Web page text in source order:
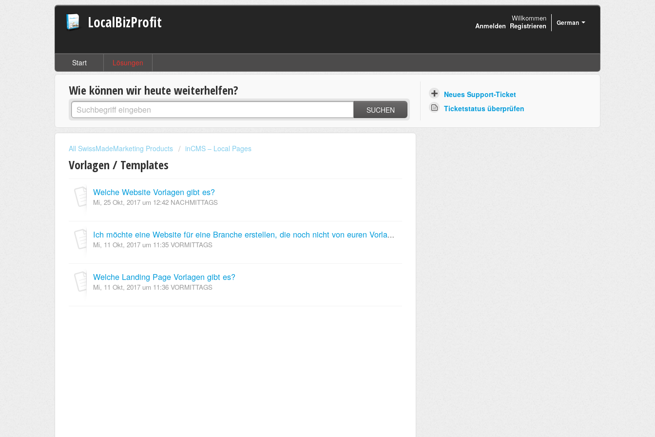
LocalBizProfit German
Willkommen
Anmelden Registrieren
Start Lösungen
Wie können wir heute weiterhelfen?
SUCHEN
Neues Support-Ticket
Ticketstatus überprüfen
All SwissMadeMarketing Products inCMS – Local Pages
Vorlagen / Templates
Welche Website Vorlagen gibt es?
Mi, 25 Okt, 2017 um 12:42 NACHMITTAGS
Ich möchte eine Website für eine Branche erstellen, die noch nicht von euren Vorlagen abgedeckt ist. Wie gehe ich am besten vor?
Mi, 11 Okt, 2017 um 11:35 VORMITTAGS
Welche Landing Page Vorlagen gibt es?
Mi, 11 Okt, 2017 um 11:36 VORMITTAGS